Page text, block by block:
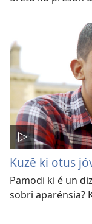
Kuzê ki otus
Pamodi ki é un
sobri aparénsia?